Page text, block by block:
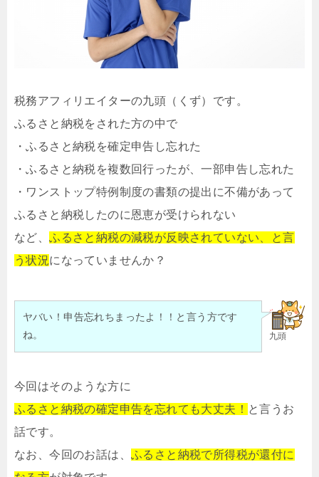
税務アフィリエイターの九頭（くず）です。
ふるさと納税をされた方の中で
・ふるさと納税を確定申告し忘れた
・ふるさと納税を複数回行ったが、一部申告し忘れた
・ワンストップ特例制度の書類の提出に不備があって
ふるさと納税したのに恩恵が受けられない
など、ふるさと納税の減税が反映されていない、と言
う状況になっていませんか？
九頭
ヤバい！申告忘れちまったよ！！と言う方です
ね。
今回はそのような方に
ふるさと納税の確定申告を忘れても大丈夫！ と言うお
話です。
なお、今回のお話は、 ふるさと納税で所得税が還付に